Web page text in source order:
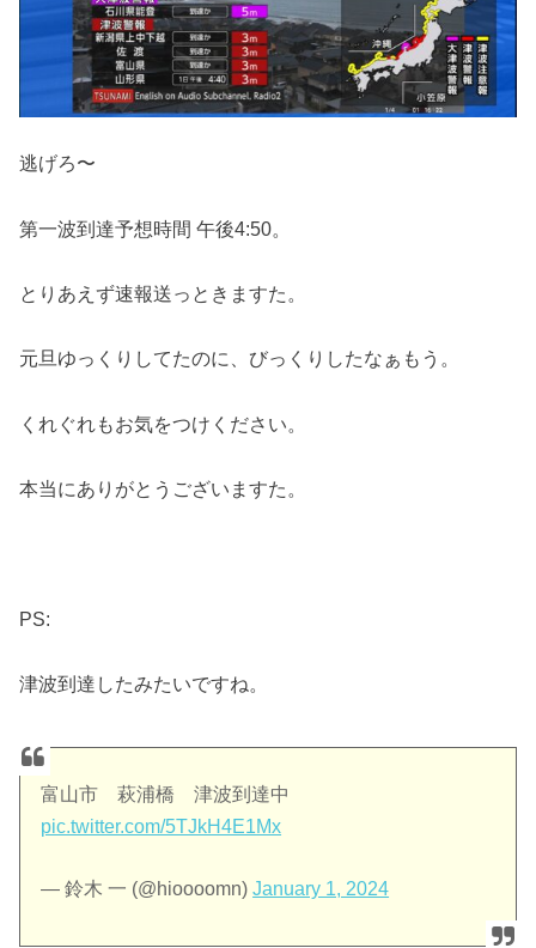
逃げろ〜
第一波到達予想時間 午後4:50。
とりあえず速報送っときますた。
元旦ゆっくりしてたのに、びっくりしたなぁもう。
くれぐれもお気をつけください。
本当にありがとうございますた。
PS:
津波到達したみたいですね。
富山市 萩浦橋 津波到達中
pic.twitter.com/5TJkH4E1Mx
— 鈴木 一 (@hioooomn)January 1, 2024